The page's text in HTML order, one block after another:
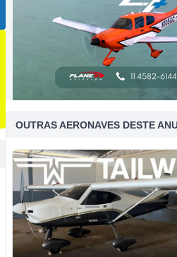
OUTRAS AERONAVES DESTE